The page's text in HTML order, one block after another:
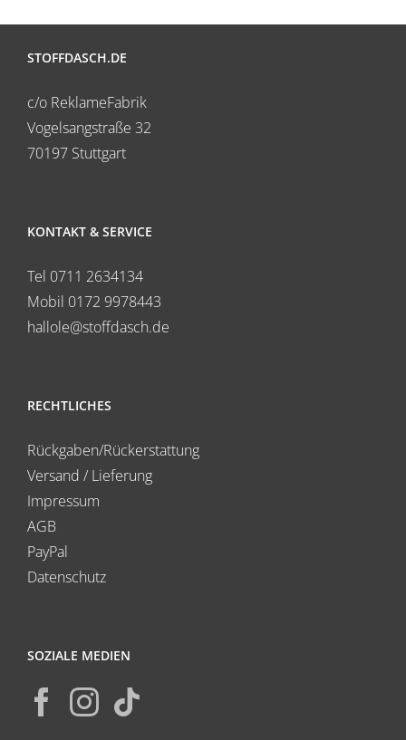
STOFFDASCH.DE
c/o ReklameFabrik
Vogelsangstraße 32
70197 Stuttgart
KONTAKT & SERVICE
Tel 0711 2634134
Mobil 0172 9978443
hallole@stoffdasch.de
RECHTLICHES
Rückgaben/Rückerstattung
Versand / Lieferung
Impressum
AGB
PayPal
Datenschutz
SOZIALE MEDIEN